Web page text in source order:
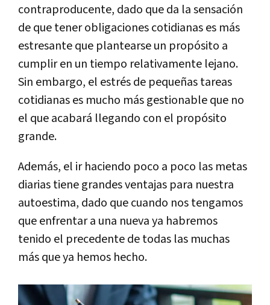
contraproducente, dado que da la sensación
de que tener obligaciones cotidianas es más
estresante que plantearse un propósito a
cumplir en un tiempo relativamente lejano.
Sin embargo, el estrés de pequeñas tareas
cotidianas es mucho más gestionable que no
el que acabará llegando con el propósito
grande.
Además, el ir haciendo poco a poco las metas
diarias tiene grandes ventajas para nuestra
autoestima, dado que cuando nos tengamos
que enfrentar a una nueva ya habremos
tenido el precedente de todas las muchas
más que ya hemos hecho.